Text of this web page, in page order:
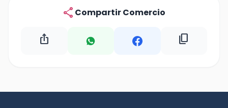
share Compartir Comercio
ios_share content_copy